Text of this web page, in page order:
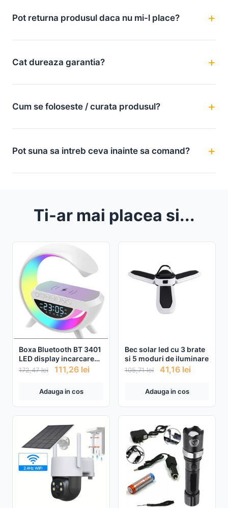
Pot returna produsul daca nu mi-l place?
Cat dureaza garantia?
Cum se foloseste / curata produsul?
Pot suna sa intreb ceva inainte sa comand?
Ti-ar mai placea si...
Boxa Bluetooth BT 3401
LED display incarcare
wireless ceas cu alarma
172,47lei 111,26 lei
Adauga in cos
Bec solar led cu 3 brate
si 5 moduri de iluminare
105,71lei 41,16 lei
Adauga in cos